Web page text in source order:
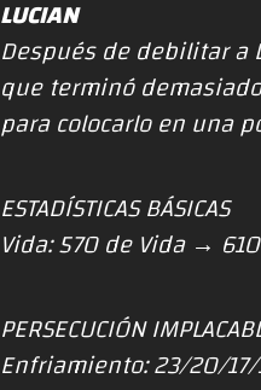
LUCIAN
Después de debilitar
que terminó
para colocarlo en una
ESTADÍSTICAS BÁSICAS
Vida: 570 de Vida →
PERSECUCIÓN
Enfriamiento: 23/20/